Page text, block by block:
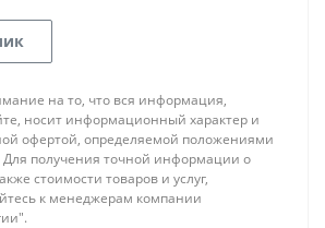
на то, что вся информация,
носит информационный характер и
офертой, определяемой положениями
Для получения точной информации о
стоимости товаров и услуг,
к менеджерам компании